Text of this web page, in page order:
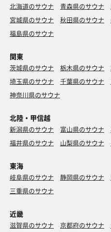
北海道のサウナ 青森県のサウナ
宮城県のサウナ
秋田県のサウナ
福島県のサウナ
関東
茨城県のサウナ 栃木県のサウナ
埼玉県のサウナ
千葉県のサウナ
神奈川県のサウナ
北陸・甲信越
新潟県のサウナ 富山県のサウナ
福井県のサウナ
山梨県のサウナ
東海
岐阜県のサウナ 静岡県のサウナ
三重県のサウナ
近畿
滋賀県のサウナ 京都府のサウナ